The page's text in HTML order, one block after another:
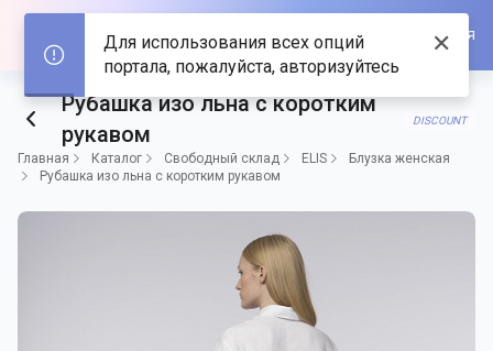
Войти/Зарегистрироваться
Рубашка изо льна с коротким
рукавом
DISCOUNT
Главная Каталог Свободный склад ELIS
Блузка женская
Рубашка изо льна с коротким рукавом
Для использования всех опций
портала, пожалуйста, авторизуйтесь
✕